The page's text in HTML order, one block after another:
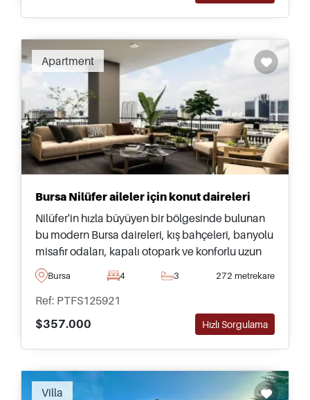
Recommended
Apartment
Bursa Nilüfer aileler için konut daireleri
Nilüfer'in hızla büyüyen bir bölgesinde bulunan
bu modern Bursa daireleri, kış bahçeleri, banyolu
misafir odaları, kapalı otopark ve konforlu uzun
süreli yaşam için tasarlanmış yerinde olanaklar
sunmaktadır.
Bursa 4 3 272 metrekare
Ref: PTFS125921
$357.000
Hızlı Sorgulama
Recommended
Villa